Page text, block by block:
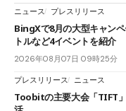
ニュース プレスリリース
BingXで8月の大型キャン
トルなど4イベントを紹介
2026年08月07日 09時25分
プレスリリース ニュース
Toobitの主要大会「TIFT」